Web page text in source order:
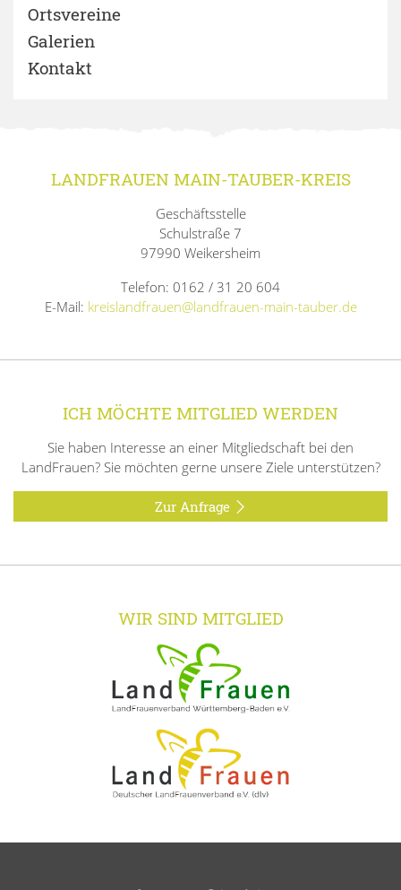
Ortsvereine
Galerien
Kontakt
LANDFRAUEN MAIN-TAUBER-KREIS
Geschäftsstelle
Schulstraße 7
97990 Weikersheim
Telefon: 0162 / 31 20 604
E-Mail: kreislandfrauen@landfrauen-main-tauber.de
ICH MÖCHTE MITGLIED WERDEN
Sie haben Interesse an einer Mitgliedschaft bei den
LandFrauen? Sie möchten gerne unsere Ziele unterstützen?
Zur Anfrage
WIR SIND MITGLIED